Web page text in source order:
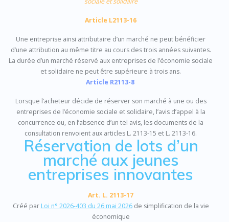
Article L2113-16
Une entreprise ainsi attributaire d’un marché ne peut bénéficier
d’une attribution au même titre au cours des trois années suivantes.
La durée d’un marché réservé aux entreprises de l’économie sociale
et solidaire ne peut être supérieure à trois ans.
Article R2113-8
Lorsque l’acheteur décide de réserver son marché à une ou des
entreprises de l’économie sociale et solidaire, l’avis d’appel à la
concurrence ou, en l’absence d’un tel avis, les documents de la
consultation renvoient aux articles L. 2113-15 et L. 2113-16.
Réservation de lots d’un
marché aux jeunes
entreprises innovantes
Art. L. 2113-17
Créé par Loi n° 2026-403 du 26 mai 2026de simplification de la vie
économique